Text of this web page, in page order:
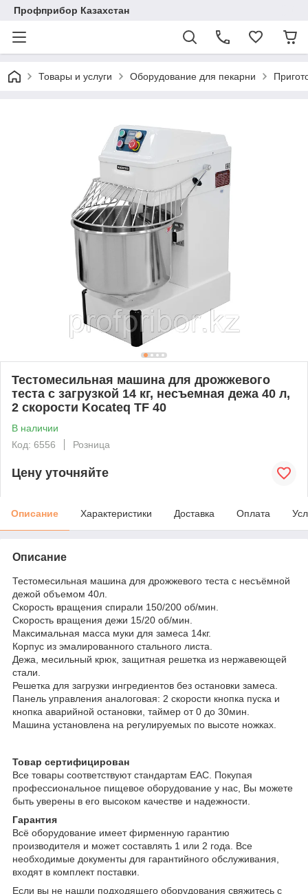
Профприбор Казахстан
Товары и услуги Оборудование для пекарни
Тестомесильная машина для дрожжевого
теста с загрузкой 14 кг, несъемная дежа 40 л,
2 скорости Kocateq TF 40
В наличии
Код: 6556
Розница
Цену уточняйте
Описание Характеристики Доставка Оплата
Описание
Тестомесильная машина для дрожжевого теста с несъёмной
дежой объемом 40л.
Скорость вращения спирали 150/200 об/мин.
Скорость вращения дежи 15/20 об/мин.
Максимальная масса муки для замеса 14кг.
Корпус из эмалированного стального листа.
Дежа, месильный крюк, защитная решетка из нержавеющей
стали.
Решетка для загрузки ингредиентов без остановки замеса.
Панель управления аналоговая: 2 скорости кнопка пуска и
кнопка аварийной остановки, таймер от 0 до 30мин.
Машина установлена на регулируемых по высоте ножках.
Товар сертифицирован
Все товары соответствуют стандартам EAC. Покупая
профессиональное пищевое оборудование у нас, Вы можете
быть уверены в его высоком качестве и надежности.
Гарантия
Всё оборудование имеет фирменную гарантию
производителя и может составлять 1 или 2 года. Все
необходимые документы для гарантийного обслуживания,
входят в комплект поставки.
Если вы не нашли подходящего оборудования свяжитесь с